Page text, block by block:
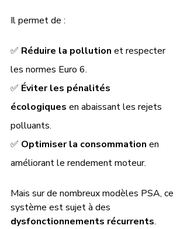
Il permet de :
✅ Réduire la pollution et respecter
les normes Euro 6.
✅ Éviter les pénalités
écologiques en abaissant les rejets
polluants.
✅ Optimiser la consommation en
améliorant le rendement moteur.
Mais sur de nombreux modèles PSA, ce
système est sujet à des
dysfonctionnements récurrents.